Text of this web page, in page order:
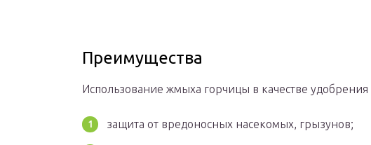
Преимущества
Использование жмыха горчицы в качестве
защита от вредоносных насекомых, грызунов;